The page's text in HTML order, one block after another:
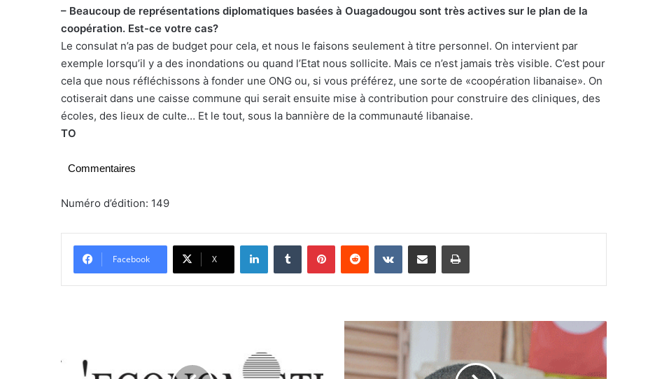
– Beaucoup de représentations diplomatiques basées à Ouagadougou sont très actives sur le plan de la
coopération. Est-ce votre cas?
Le consulat n’a pas de budget pour cela, et nous le faisons seulement à titre personnel. On intervient par
exemple lorsqu’il y a des inondations ou quand l’Etat nous sollicite. Mais ce n’est jamais très visible. C’est pour
cela que nous réfléchissons à fonder une ONG ou, si vous préférez, une sorte de «coopération libanaise». On
cotiserait dans une caisse commune qui serait ensuite mise à contribution pour construire des cliniques, des
écoles, des lieux de culte… Et le tout, sous la bannière de la communauté libanaise.
TO
Commentaires
Numéro d’édition: 149
Facebook X
b
L
e
n
t